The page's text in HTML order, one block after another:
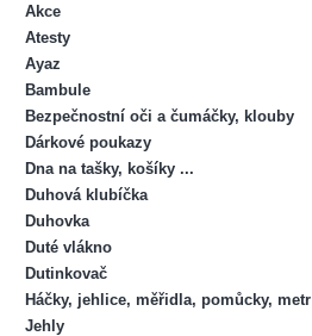
Akce
Atesty
Ayaz
Bambule
Bezpečnostní oči a čumáčky, klouby
Dárkové poukazy
Dna na tašky, košíky ...
Duhová klubíčka
Duhovka
Duté vlákno
Dutinkovač
Háčky, jehlice, měřidla, pomůcky, metr
Jehly